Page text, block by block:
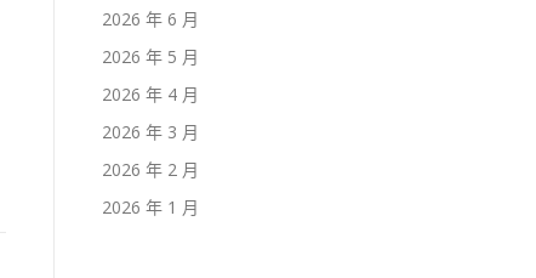
2026 年 6 月
2026 年 5 月
2026 年 4 月
2026 年 3 月
2026 年 2 月
2026 年 1 月